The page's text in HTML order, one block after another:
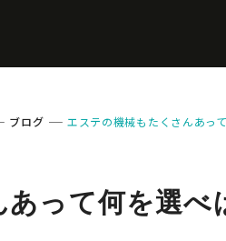
ブログ エステの機械もたくさんあっ
って何を選